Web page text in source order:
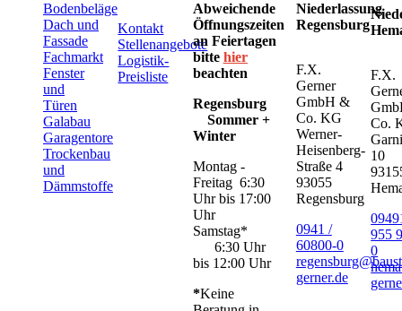
Bodenbeläge
Dach und
Fassade
Fachmarkt
Fenster
und
Türen
Galabau
Garagentore
Trockenbau
und
Dämmstoffe
Kontakt
Stellenangebote
Logistik-
Preisliste
Abweichende
Öffnungszeiten
an Feiertagen
bitte hier
beachten
Regensburg
Sommer +
Winter
Montag -
Freitag 6:30
Uhr bis 17:00
Uhr
Samstag*
6:30 Uhr
bis 12:00 Uhr
*Keine
Niederlassung
Regensburg
F.X.
Gerner
GmbH &
Co. KG
Werner-
Heisenberg-
Straße 4
93055
Regensburg
0941 /
60800-0
gerner.de
F.X.
Co.
10
955
0